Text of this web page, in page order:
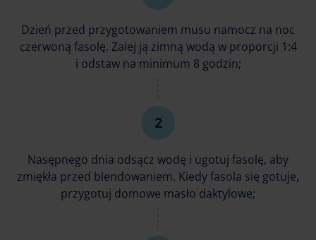
Dzień przed przygotowaniem musu namocz na noc
czerwoną fasolę. Zalej ją zimną wodą w proporcji 1:4
i odstaw na minimum 8 godzin;
Nasępnego dnia odsącz wodę i ugotuj fasolę, aby
zmiękła przed blendowaniem. Kiedy fasola się gotuje,
przygotuj domowe masło daktylowe;